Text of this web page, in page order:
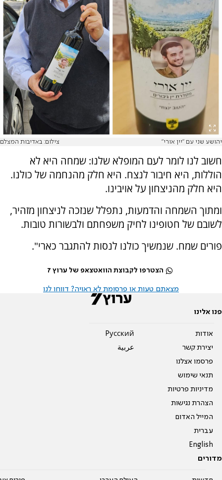
יהושע שני עם "יין אורי" צילום: באדיבות המצלם
חשוב לנו לומר לעם המופלא שלנו: שמחה היא לא
הוללות, היא חיבור לנצח. היא חלק מהנחמה של כולנו.
היא חלק מהניצחון על אויבינו.
ומתוך השמחה והדמעות, נתפלל שנזכה לניצחון מזהיר,
לשובם של חטופינו לחיק משפחתם ולבשורות טובות.
פורים שמח. שנמשיך כולנו לנסות להתגבר כארי".
הצטרפו לקבוצת הוואטצאפ של ערוץ 7
מצאתם טעות או פרסומת לא ראויה? דווחו לנו
פנו אלינו
אודות
יצירת קשר
פרסמו אצלנו
תנאי שימוש
מדיניות פרטיות
הצהרת נגישות
המייל האדום
עברית
English
Pусский
عربية
מדורים